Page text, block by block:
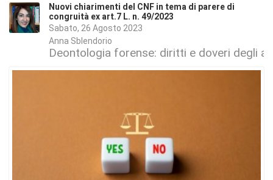
Nuovi chiarimenti del CNF in tema di parere di
congruità ex art.7 L. n. 49/2023
Sabato, 26 Agosto 2023
Anna Sblendorio
Deontologia forense: diritti e doveri degli